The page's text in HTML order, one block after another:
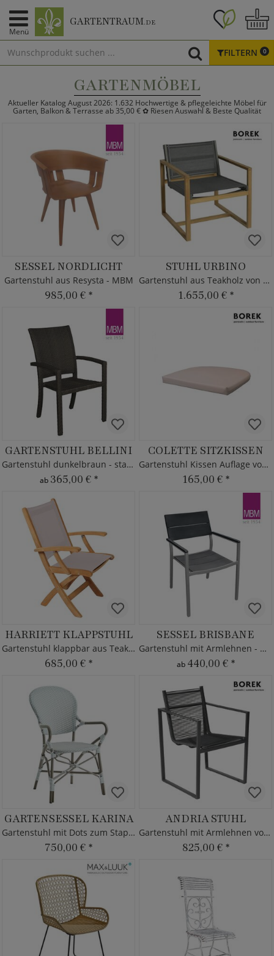
Menü
GARTENTRAUM.DE
FILTERN 0
GARTENMÖBEL
Aktueller Katalog August 2026: 1.632 Hochwertige & pflegeleichte Möbel für
Garten, Balkon & Terrasse ab 35,00 € ✿ Riesen Auswahl & Beste Qualität
SESSEL NORDLICHT
Gartenstuhl aus Resysta - MBM
985,00 € *
STUHL URBINO
Gartenstuhl aus Teakholz von Borek
1.655,00 € *
GARTENSTUHL BELLINI
Gartenstuhl dunkelbraun - stapelbar
ab 365,00 € *
COLETTE SITZKISSEN
Gartenstuhl Kissen Auflage von Borek
165,00 € *
HARRIETT KLAPPSTUHL
Gartenstuhl klappbar aus Teakholz & Textilene
685,00 € *
SESSEL BRISBANE
Gartenstuhl mit Armlehnen - MBM
ab 440,00 € *
GARTENSESSEL KARINA
Gartenstuhl mit Dots zum Stapeln
750,00 € *
ANDRIA STUHL
Gartenstuhl mit Armlehnen von Borek - Aluminium
825,00 € *